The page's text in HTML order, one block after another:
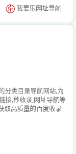
我要乐网址导航
分类目录导航网站,为
接,秒收录,网址导航等
取高质量的百度收录